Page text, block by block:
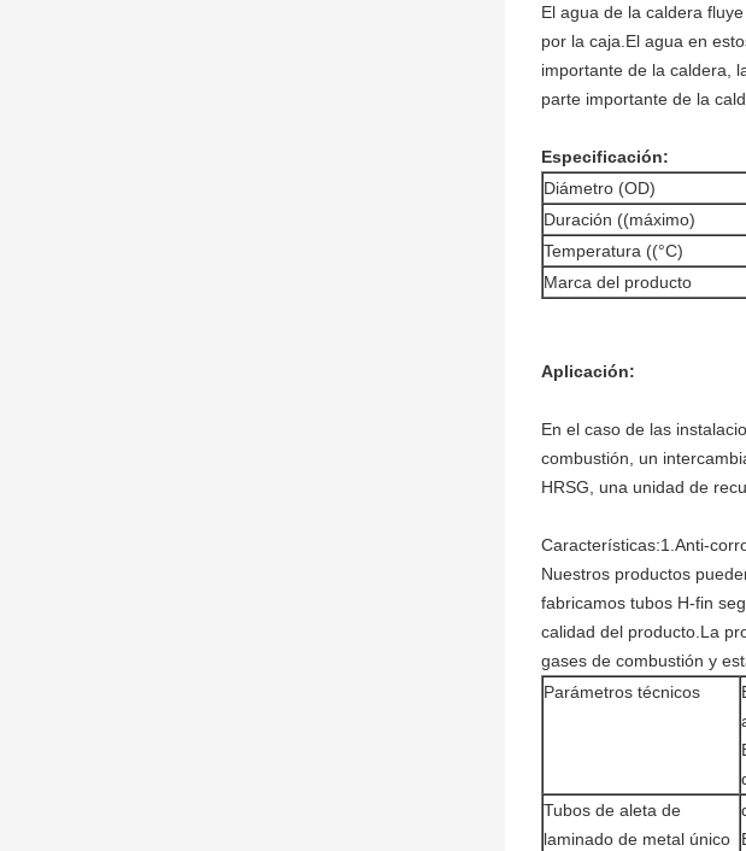
El agua de la caldera
por la caja.El agua en
importante de la caldera,
parte importante de la
Especificación:
Diámetro (OD)
Duración ((máximo)
Temperatura ((°C)
Marca del producto
Aplicación:
En el caso de las
combustión, un
HRSG, una unidad de
Características:1.Anti-
Nuestros productos
fabricamos tubos H-fin
calidad del producto.La
gases de combustión y
Parámetros técnicos
Tubos de aleta de
laminado de metal único